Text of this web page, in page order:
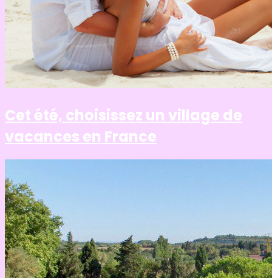
Cet été, choisissez un village de
vacances en France